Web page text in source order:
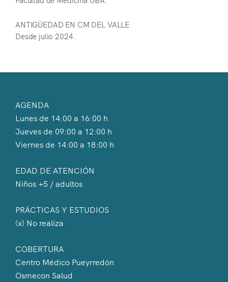
ANTIGÜEDAD EN CM DEL VALLE
Desde julio 2024.
AGENDA
Lunes de 14:00 a 16:00 h
Jueves de 09:00 a 12:00 h
Viernes de 14:00 a 18:00 h
EDAD DE ATENCIÓN
Niños +5 / adultos
PRÁCTICAS Y ESTUDIOS
(x) No realiza
COBERTURA
Centro Médico Pueyrredón
Osmecon Salud